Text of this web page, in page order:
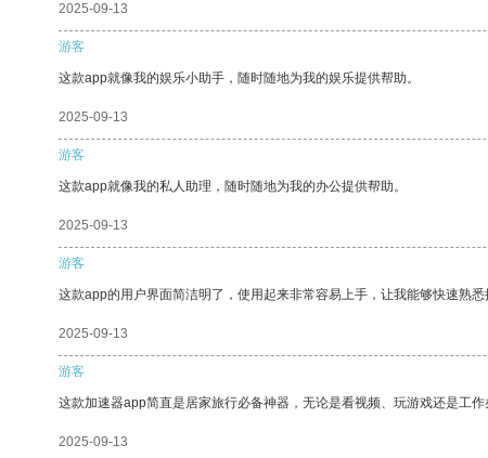
2025-09-13
游客
这款app就像我的娱乐小助手，随时随地为我的娱乐提供帮助。
2025-09-13
游客
这款app就像我的私人助理，随时随地为我的办公提供帮助。
2025-09-13
游客
这款app的用户界面简洁明了，使用起来非常容易上手，让我能够快速熟悉
2025-09-13
游客
这款加速器app简直是居家旅行必备神器，无论是看视频、玩游戏还是工
2025-09-13